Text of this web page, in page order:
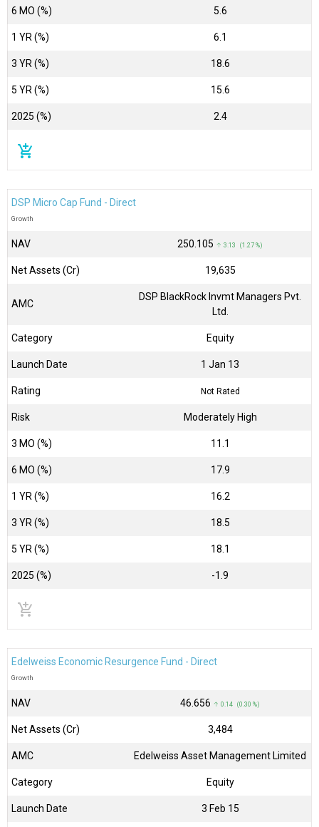
6 MO (%) 5.6
1 YR (%) 6.1
3 YR (%) 18.6
5 YR (%) 15.6
2025 (%) 2.4
add_shopping_cart
DSP Micro Cap Fund - Direct
Growth
NAV ₹250.105 ↑ 3.13 (1.27 %)
Net Assets (Cr) ₹19,635
AMC
DSP BlackRock Invmt Managers Pvt.
Ltd.
Category Equity
Launch Date 1 Jan 13
Rating Not Rated
Risk Moderately High
3 MO (%) 11.1
6 MO (%) 17.9
1 YR (%) 16.2
3 YR (%) 18.5
5 YR (%) 18.1
2025 (%) -1.9
add_shopping_cart
Edelweiss Economic Resurgence Fund - Direct
Growth
NAV ₹46.656 ↑ 0.14 (0.30 %)
Net Assets (Cr) ₹3,484
AMC Edelweiss Asset Management Limited
Category Equity
Launch Date 3 Feb 15